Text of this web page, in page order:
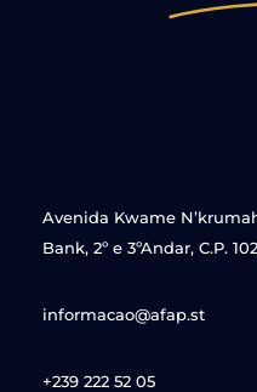
Avenida Kwame
Bank, 2º e 3ºAndar, C.P.
informacao@afap.st
+239 222 52 05